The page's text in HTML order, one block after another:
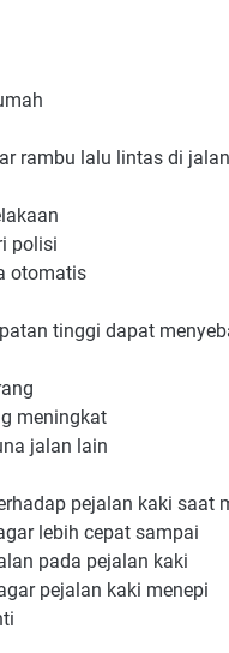
rambu lalu lintas di
polisi
otomatis
tinggi dapat
meningkat
jalan lain
pejalan kaki saat
lebih cepat sampai
pada pejalan kaki
pejalan kaki menepi